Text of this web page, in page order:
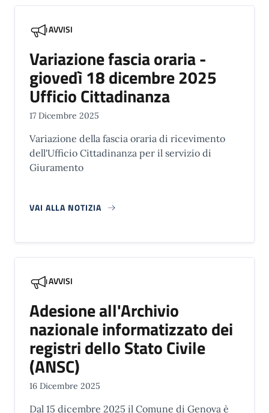
AVVISI
Variazione fascia oraria -
giovedì 18 dicembre 2025
Ufficio Cittadinanza
17 Dicembre 2025
Variazione della fascia oraria di ricevimento
dell'Ufficio Cittadinanza per il servizio di
Giuramento
VAI ALLA NOTIZIA
AVVISI
Adesione all'Archivio
nazionale informatizzato dei
registri dello Stato Civile
(ANSC)
16 Dicembre 2025
Dal 15 dicembre 2025 il Comune di Genova è